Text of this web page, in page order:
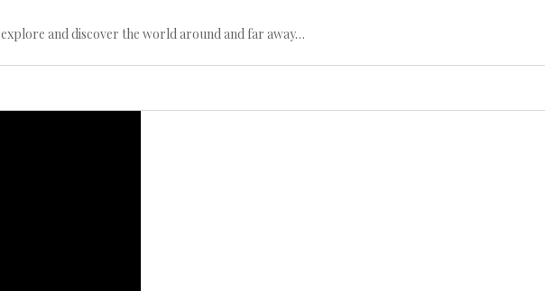
explore and discover the world around and far away…